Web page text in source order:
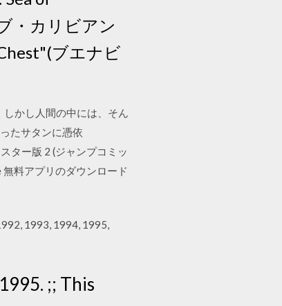
・カリビアン
ブエナビ
かし人間の中には、そん
たサタンに憑依
ター版 2 (ジャンプコミッ
料アプリのダウンロード
1993, 1994, 1995,
;; This